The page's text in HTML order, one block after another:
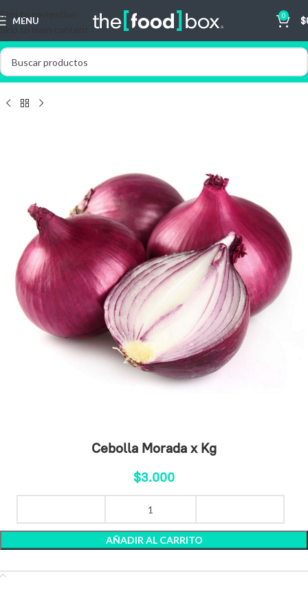
Skip to navigation
Skip to main content
MENU 0 $
Cebolla Morada x Kg
$3.000
AÑADIR AL CARRITO